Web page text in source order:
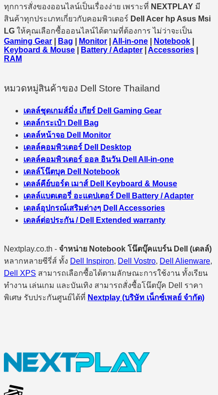
ทุกการสั่งของออนไลน์เป็นเรื่องง่าย เพราะที่ NEXTPLAY มี
สินค้าทุกประเภทเกี่ยวกับคอมพิวเตอร์ Dell Acer hp Asus Msi
LG ให้คุณเลือกซื้อออนไลน์ได้ตามที่ต้องการ ไม่ว่าจะเป็น
Gaming Gear
Bag Monitor All-in-one Notebook
Keyboard & Mouse
Battery / Adapter Accessories
RAM
หมวดหมู่สินค้าของ Dell Store Thailand
เดลล์ชุดเกมส์มิ่ง เกียร์ Dell Gaming Gear
เดลล์กระเป๋า Dell Bag
เดลล์หน้าจอ Dell Monitor
เดลล์คอมพิวเตอร์ Dell Desktop
เดลล์คอมพิวเตอร์ ออล อินวัน Dell All-in-one
เดลล์โน๊ตบุค Dell Notebook
เดลล์คีย์บอร์ด เมาส์ Dell Keyboard & Mouse
เดลล์แบตเตอรี่ อะแดปเตอร์ Dell Battery / Adapter
เดลล์อุปกรณ์เสริมต่างๆ Dell Accessories
เดลล์ต่อประกัน / Dell Extended warranty
Nextplay.co.th - จำหน่าย Notebook โน๊ตบุ๊คแบร์น Dell (เดลล์)
หลากหลายซีรี่ส์ ทั้ง Dell Inspiron, Dell Vostro, Dell Alienware,
Dell XPS สามารถเลือกซื้อได้ตามลักษณะการใช้งาน ทั้งเรียน
ทำงาน เล่นเกม และบันเทิง สามารถสั่งซื้อโน๊ตบุ๊ค Dell ราคา
พิเศษ รับประกันศูนย์ได้ที่ Nextplay (บริษัท เน็กซ์เพลย์ จำกัด)